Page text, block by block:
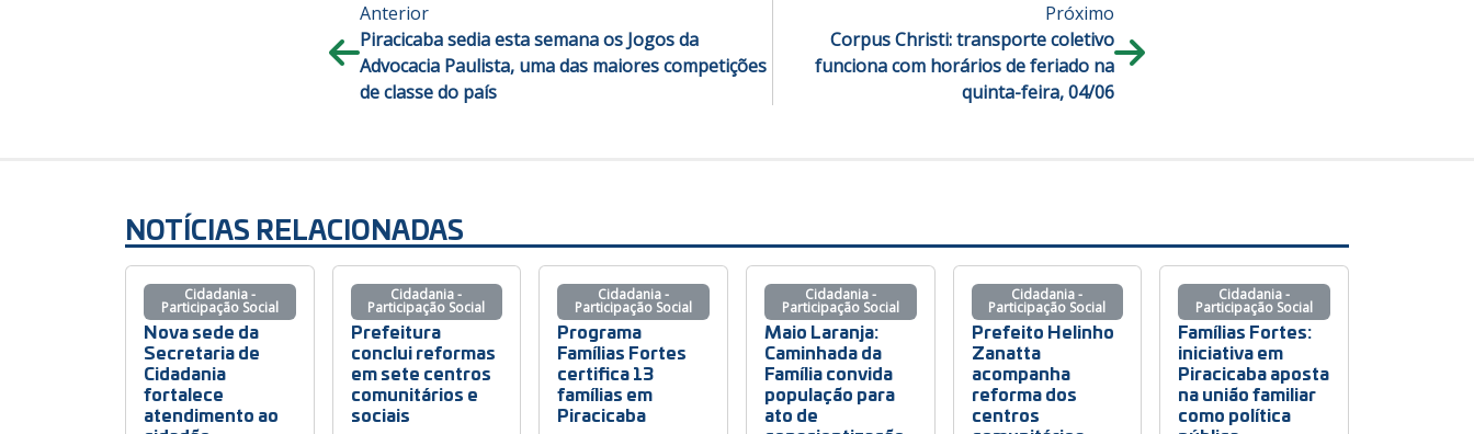
Anterior
Piracicaba sedia esta semana os Jogos da
Advocacia Paulista, uma das maiores competições
de classe do país
Próximo
Corpus Christi: transporte coletivo
funciona com horários de feriado na
quinta-feira, 04/06
NOTÍCIAS RELACIONADAS
Nova sede da
Secretaria de
Cidadania
fortalece
atendimento ao
Cidadania -
Participação Social
Prefeitura
conclui reformas
em sete centros
comunitários e
sociais
Cidadania -
Participação Social
Programa
Famílias Fortes
certifica 13
famílias em
Piracicaba
Cidadania -
Participação Social
Maio Laranja:
Caminhada da
Família convida
população para
ato de
Cidadania -
Participação Social
Prefeito Helinho
Zanatta
acompanha
reforma dos
centros
Cidadania -
Participação Social
Famílias Fortes:
iniciativa em
Piracicaba aposta
na união familiar
como política
Cidadania -
Participação Social